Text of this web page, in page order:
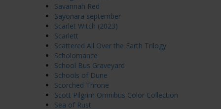
Savannah Red
Sayonara september
Scarlet Witch (2023)
Scarlett
Scattered All Over the Earth Trilogy
Scholomance
School Bus Graveyard
Schools of Dune
Scorched Throne
Scott Pilgrim Omnibus Color Collection
Sea of Rust